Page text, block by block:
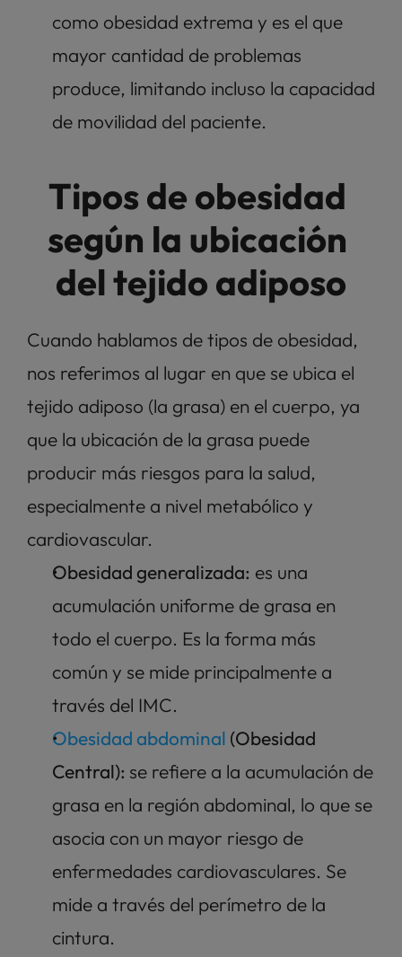
como obesidad extrema y es el que
mayor cantidad de problemas
produce, limitando incluso la capacidad
de movilidad del paciente.
Tipos de obesidad
según la ubicación
del tejido adiposo
Cuando hablamos de tipos de obesidad,
nos referimos al lugar en que se ubica el
tejido adiposo (la grasa) en el cuerpo, ya
que la ubicación de la grasa puede
producir más riesgos para la salud,
especialmente a nivel metabólico y
cardiovascular.
Obesidad generalizada: es una
acumulación uniforme de grasa en
todo el cuerpo. Es la forma más
común y se mide principalmente a
través del IMC.
Obesidad abdominal (Obesidad
Central): se refiere a la acumulación de
grasa en la región abdominal, lo que se
asocia con un mayor riesgo de
enfermedades cardiovasculares. Se
mide a través del perímetro de la
cintura.